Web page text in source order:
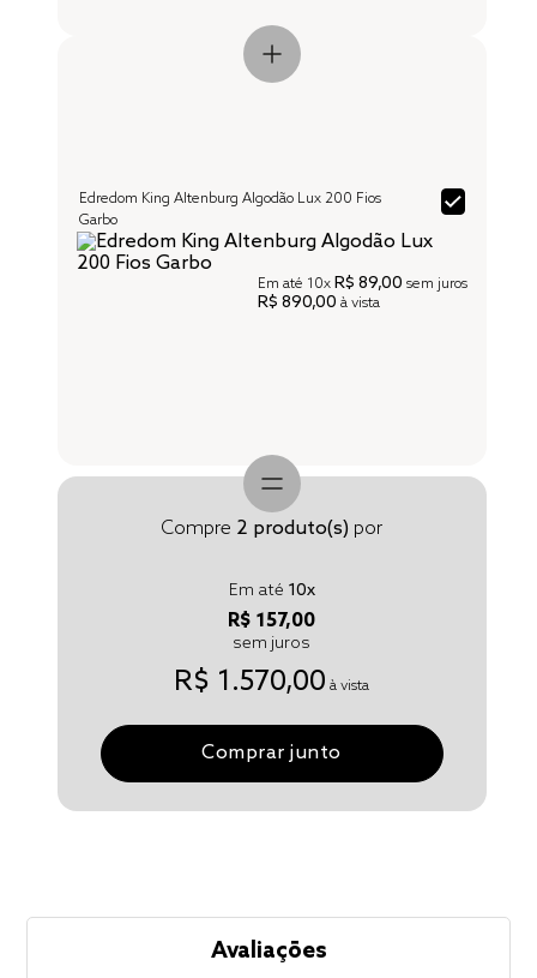
Edredom King Altenburg Algodão Lux 200 Fios
Garbo
Em até 10x R$ 89,00 sem juros
R$ 890,00 à vista
Compre 2 produto(s) por
Em até 10x
R$ 157,00
sem juros
R$ 1.570,00 à vista
Comprar junto
Avaliações